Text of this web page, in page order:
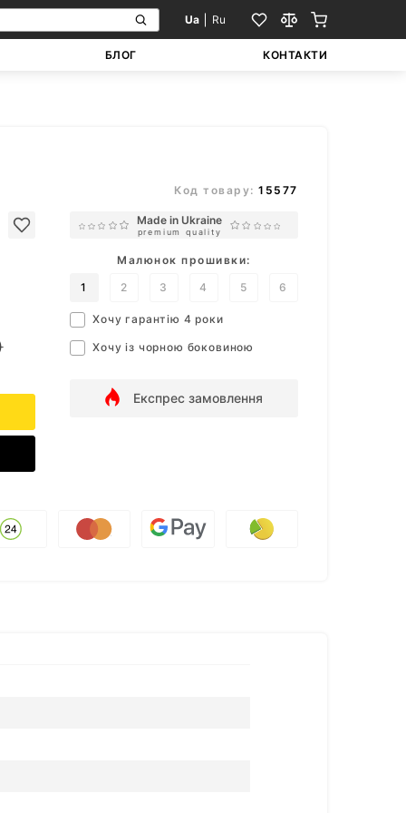
Ua Ru
БЛОГ КОНТАКТИ
Код товару:15577
Made in Ukraine
premium quality
Малюнок прошивки:
1
2 3 4 5 6
Хочу гарантію 4 роки
Хочу із чорною боковиною
Експрес замовлення